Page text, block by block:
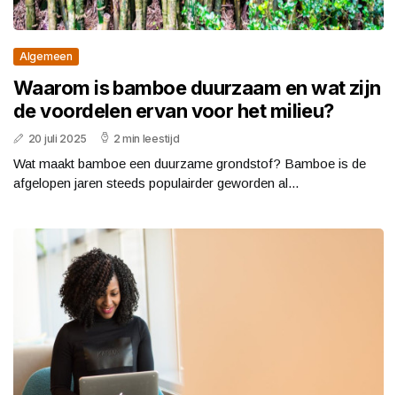
Algemeen
Waarom is bamboe duurzaam en wat zijn
de voordelen ervan voor het milieu?
20 juli 2025 2 min leestijd
Wat maakt bamboe een duurzame grondstof? Bamboe is de
afgelopen jaren steeds populairder geworden al...